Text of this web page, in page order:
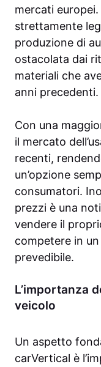
mercati
strettamente
produzione di
ostacolata dai
materiali che
anni precedenti.
Con una
il mercato
recenti,
un’opzione
consumatori.
prezzi è una
vendere il
competere in
prevedibile.
L’importanza
veicolo
Un aspetto
carVertical è